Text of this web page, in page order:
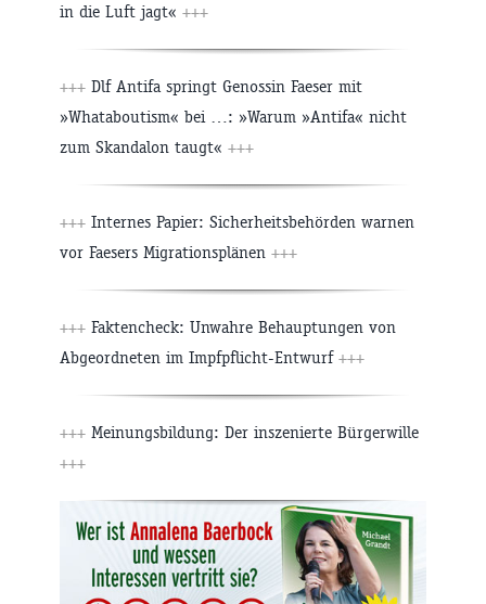
in die Luft jagt« +++
+++ Dlf Antifa springt Genossin Faeser mit
»Whataboutism« bei …: »Warum »Antifa« nicht
zum Skandalon taugt« +++
+++ Internes Papier: Sicherheitsbehörden warnen
vor Faesers Migrationsplänen +++
+++ Faktencheck: Unwahre Behauptungen von
Abgeordneten im Impfpflicht-Entwurf +++
+++ Meinungsbildung: Der inszenierte Bürgerwille
+++